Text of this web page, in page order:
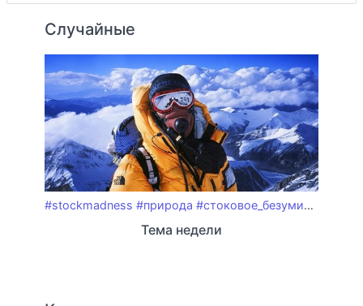
Случайные
#stockmadness #природа #стоковое_безумие
Тема недели